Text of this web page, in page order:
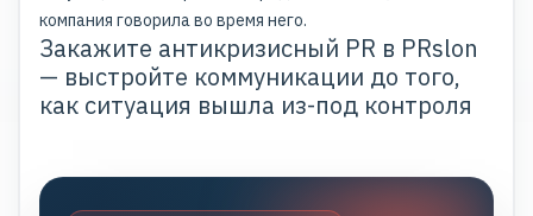
компания говорила во время него.
Закажите антикризисный PR в PRslon
— выстройте коммуникации до того,
как ситуация вышла из-под контроля